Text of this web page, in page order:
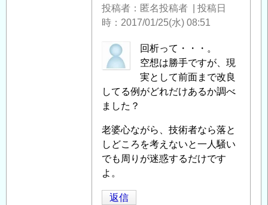
投稿者 匿名投稿者
投稿日
時
2017/01/25(水) 08:51
匿
名
稿
者
よ
る
「 Re:
既
設
回析って・・・。
空想は勝手ですが、現
実として前面まで改良
してる例がどれだけあるか調べ
ました？
老婆心ながら、技術者なら落と
しどころを考えないと一人騒い
でも周りが迷惑するだけです
よ。
返信